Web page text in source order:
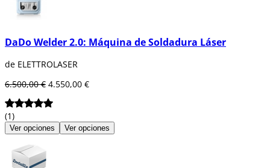
DaDo Welder 2.0: Máquina de Soldadura Láser
de ELETTROLASER
6.500,00 € 4.550,00 €
(1)
Ver opciones Ver opciones